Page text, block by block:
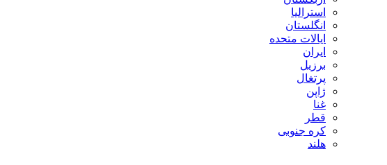
استرالیا
انگلستان
ایالات متحده
ایران
برزیل
پرتغال
ژاپن
غنا
قطر
کره جنوبی
هلند